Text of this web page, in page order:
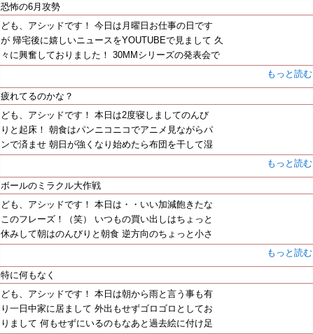
恐怖の6月攻勢
ども、アシッドです！ 今日は月曜日お仕事の日です
が 帰宅後に嬉しいニュースをYOUTUBEで見まして 久
々に興奮しておりました！ 30MMシリーズの発表会で
もっと読む
疲れてるのかな？
ども、アシッドです！ 本日は2度寝しましてのんび
りと起床！ 朝食はパンニコニコでアニメ見ながらパ
ンで済ませ 朝日が強くなり始めたら布団を干して湿
もっと読む
ボールのミラクル大作戦
ども、アシッドです！ 本日は・・いい加減飽きたな
このフレーズ！（笑） いつもの買い出しはちょっと
休みして朝はのんびりと朝食 逆方向のちょっと小さ
もっと読む
特に何もなく
ども、アシッドです！ 本日は朝から雨と言う事も有
り一日中家に居まして 外出もせずゴロゴロとしてお
りまして 何もせずにいるのもなあと過去絵に付け足